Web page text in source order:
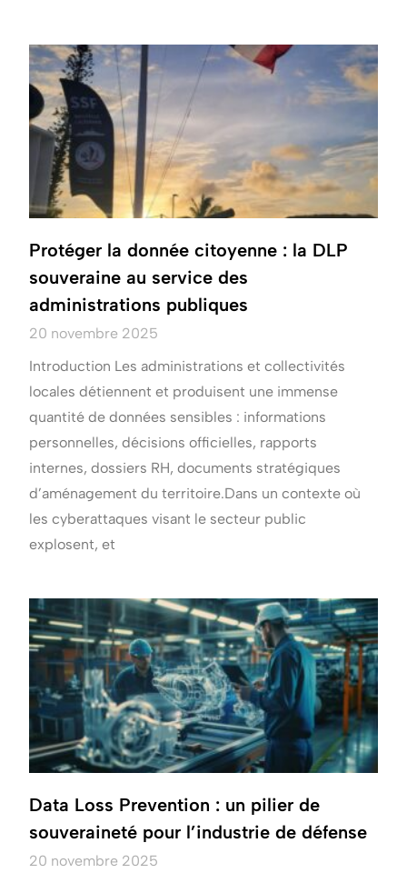
Protéger la donnée citoyenne : la DLP
souveraine au service des
administrations publiques
20 novembre 2025
Introduction Les administrations et collectivités
locales détiennent et produisent une immense
quantité de données sensibles : informations
personnelles, décisions officielles, rapports
internes, dossiers RH, documents stratégiques
d’aménagement du territoire.Dans un contexte où
les cyberattaques visant le secteur public
explosent, et
Data Loss Prevention : un pilier de
souveraineté pour l’industrie de défense
20 novembre 2025